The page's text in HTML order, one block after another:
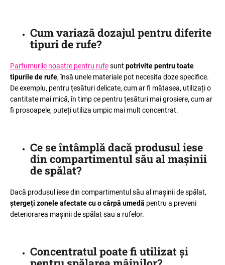
Cum variază dozajul pentru diferite
tipuri de rufe?
Parfumurile noastre pentru rufesunt potrivite pentru toate
tipurile de rufe, însă unele materiale pot necesita doze specifice.
De exemplu, pentru țesături delicate, cum ar fi mătasea, utilizați o
cantitate mai mică, în timp ce pentru țesături mai grosiere, cum ar
fi prosoapele, puteți utiliza umpic mai mult concentrat.
Ce se întâmplă dacă produsul iese
din compartimentul său al mașinii
de spălat?
Dacă produsul iese din compartimentul său al mașinii de spălat,
ștergeți zonele afectate cu o cârpă umedă pentru a preveni
deteriorarea mașinii de spălat sau a rufelor.
Concentratul poate fi utilizat și